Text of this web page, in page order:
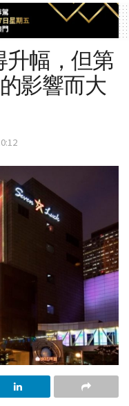
升幅，但第
影響而大